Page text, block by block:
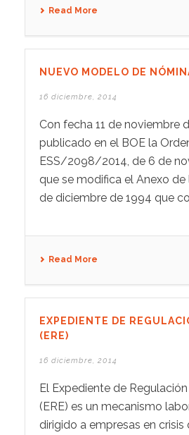
Read More
NUEVO MODELO DE
16 diciembre, 2014
Con fecha 11 de noviembre
publicado en el BOE la
ESS/2098/2014, de 6 de
que se modifica el Anexo de
de diciembre de 1994 que
Read More
EXPEDIENTE DE
(ERE)
16 diciembre, 2014
El Expediente de
(ERE) es un mecanismo
dirigido a empresas en